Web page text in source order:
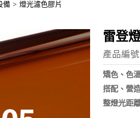
備 > 燈光濾色膠片
雷登
產品編
矯色、色
搭配、營
整燈光距